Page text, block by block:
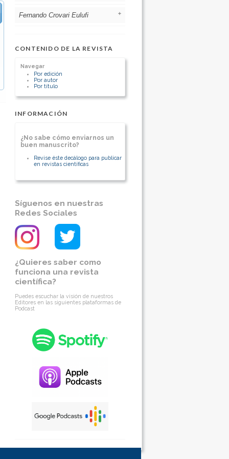
[Ver otros artículos de este autor]
Pontificia Universidad Católica Chile
Fernando Crovari Eulufi
[Ver otros artículos de este autor]
CONTENIDO DE LA REVISTA
Navegar
Por edición
Por autor
Por título
INFORMACIÓN
¿No sabe cómo enviarnos un
buen manuscrito?
Revise éste decálogo para publicar
en revistas científicas
Síguenos en nuestras
Redes Sociales
¿Quieres saber como
funciona una revista
científica?
Puedes escuchar la visión de nuestros
Editores en las siguientes plataformas de
Podcast